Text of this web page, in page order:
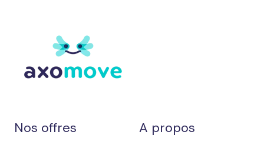
Nos offres A propos